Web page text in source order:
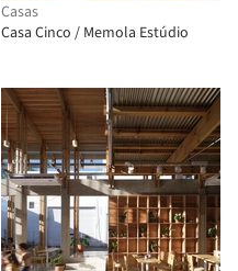
Casas
Casa Cinco / Memola Estúdio